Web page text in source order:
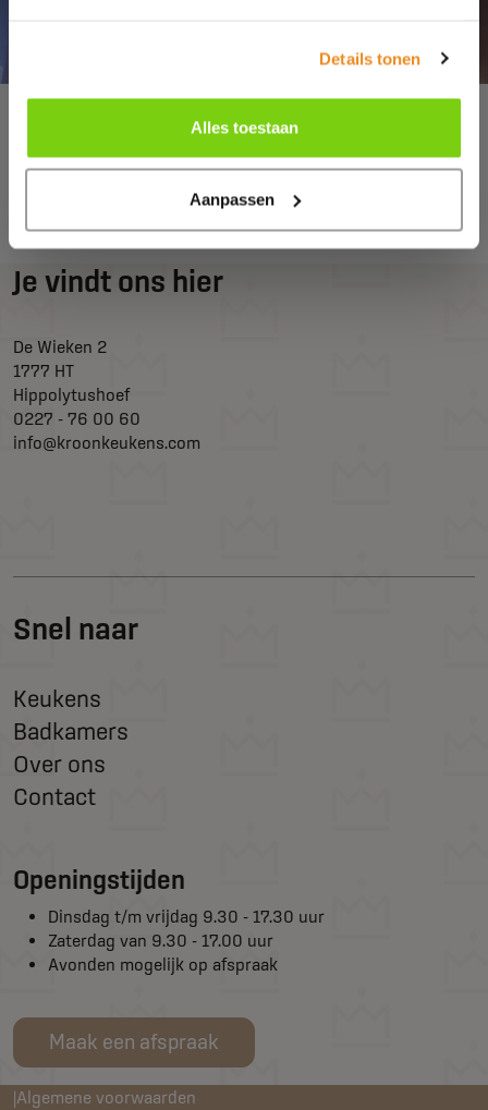
Details tonen
Alles toestaan
Aanpassen
Terug naar overzicht
Snel naar
Keukens
Badkamers
Over ons
Contact
Je vindt ons hier
De Wieken 2
1777 HT
Hippolytushoef
0227 - 76 00 60
info@kroonkeukens.com
Openingstijden
Dinsdag t/m vrijdag 9.30 - 17.30 uur
Zaterdag van 9.30 - 17.00 uur
Avonden mogelijk op afspraak
Maak een afspraak
Algemene voorwaarden